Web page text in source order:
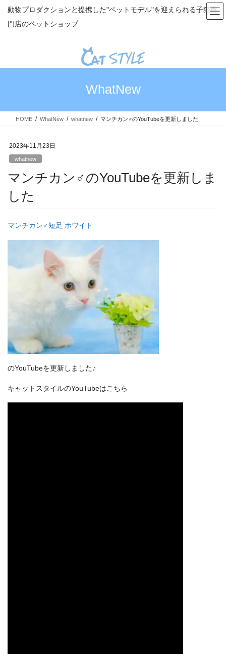
ス
ン
動物プロダクションと提携した"ペットモデル"を迎えられる子猫専
門店のペットショップ
WhatNew
HOME WhatNew whatnew マンチカン♂のYouTubeを更新しました
2023年11月23日
whatnew
マンチカン♂のYouTubeを更新しま
した
マンチカン♂短足 ホワイト
のYouTubeを更新しました♪
キャットスタイルのYouTubeはこちら